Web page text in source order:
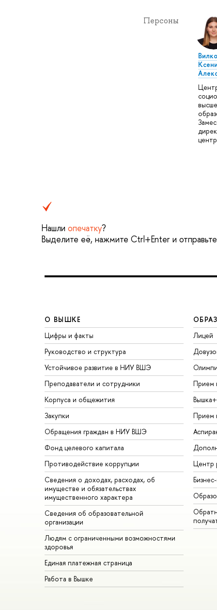
Персоны
Нашли опечатку?
Выделите её, нажмите Ctrl+Enter и
О ВЫШКЕ
Цифры и факты
Руководство и структура
Устойчивое развитие в НИУ ВШЭ
Преподаватели и сотрудники
Корпуса и общежития
Закупки
Обращения граждан в НИУ ВШЭ
Фонд целевого капитала
Противодействие коррупции
Сведения о доходах, расходах, об
имуществе и обязательствах
имущественного характера
Сведения об образовательной
организации
Людям с ограниченными возможностями
здоровья
Единая платежная страница
Работа в Вышке
Лицей
Прием
Вышка+
Прием
Центр